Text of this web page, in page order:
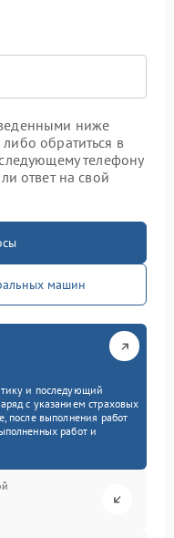
ниже
обратиться в
телефону
ответ на свой
машин
и последующий
с указанием страховых
после выполнения работ
работ и